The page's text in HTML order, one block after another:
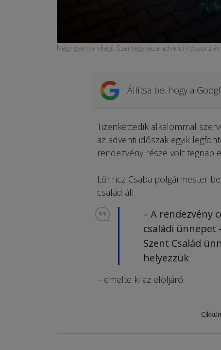
Négy gyertya világít Szentegyháza adventi
Állítsa be, hogy a
Tizenkettedik alkalommal
az adventi időszak egyik
rendezvény része volt tegnap
Lőrincz Csaba polgármester
család áll.
– A rendezvény
családi ünnepet
Szent Család
helyezzük
– emelte ki az elöljáró.